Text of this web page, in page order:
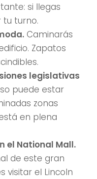
si llegas
tu turno.
Caminarás
Zapatos
legislativas
puede estar
zonas
en plena
el National Mall.
de este gran
visitar el Lincoln